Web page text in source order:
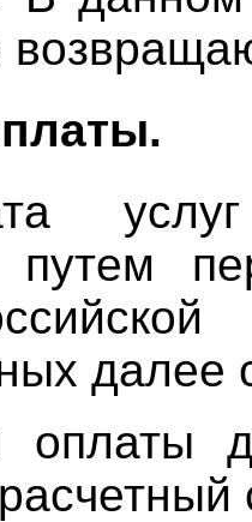
услуг
путем
далее